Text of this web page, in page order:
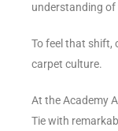
understanding of
To feel that shift,
carpet culture.
At the Academy
Tie with